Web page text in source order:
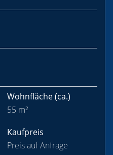
Wohnfläche(ca.)
55 m²
Kaufpreis
Preis auf Anfrage